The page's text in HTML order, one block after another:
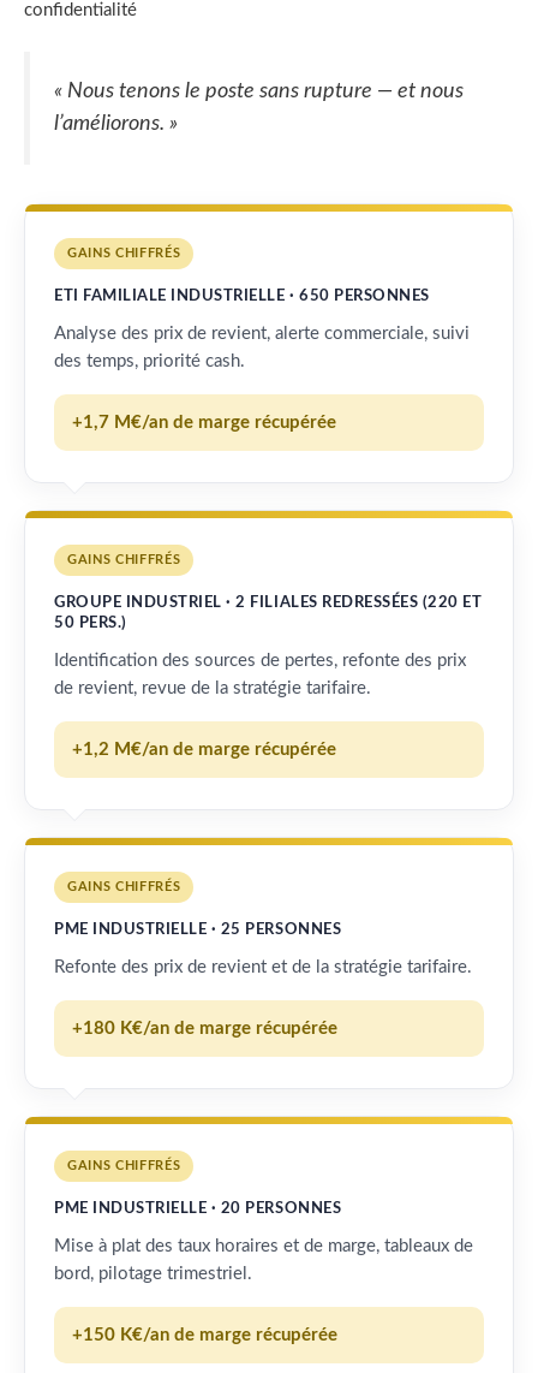
confidentialité
« Nous tenons le poste sans rupture — et nous
l’améliorons. »
GAINS CHIFFRÉS
ETI FAMILIALE INDUSTRIELLE · 650 PERSONNES
Analyse des prix de revient, alerte commerciale, suivi
des temps, priorité cash.
+1,7 M€/an de marge récupérée
GAINS CHIFFRÉS
GROUPE INDUSTRIEL · 2 FILIALES REDRESSÉES (220 ET
50 PERS.)
Identification des sources de pertes, refonte des prix
de revient, revue de la stratégie tarifaire.
+1,2 M€/an de marge récupérée
GAINS CHIFFRÉS
PME INDUSTRIELLE · 25 PERSONNES
Refonte des prix de revient et de la stratégie tarifaire.
+180 K€/an de marge récupérée
GAINS CHIFFRÉS
PME INDUSTRIELLE · 20 PERSONNES
Mise à plat des taux horaires et de marge, tableaux de
bord, pilotage trimestriel.
+150 K€/an de marge récupérée